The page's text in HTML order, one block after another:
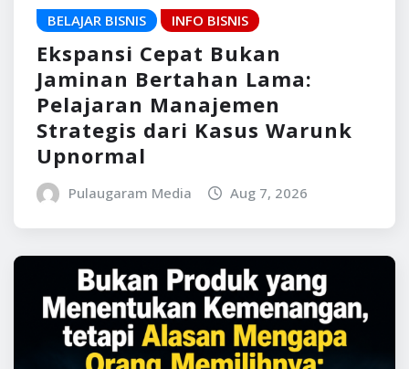
BELAJAR BISNIS INFO BISNIS
Ekspansi Cepat Bukan
Jaminan Bertahan Lama:
Pelajaran Manajemen
Strategis dari Kasus Warunk
Upnormal
Pulaugaram Media Aug 7, 2026